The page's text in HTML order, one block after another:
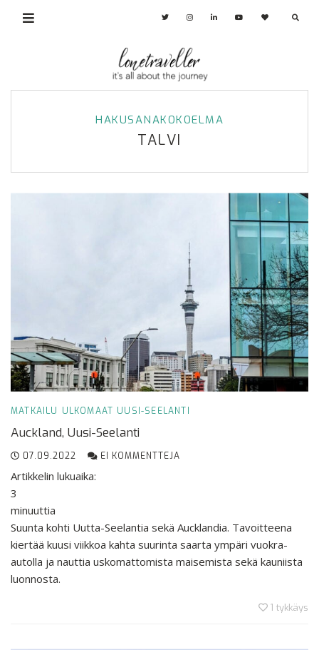
HAKUSANAKOKOELMA
TALVI
MATKAILU ULKOMAAT UUSI-SEELANTI
Auckland, Uusi-Seelanti
07.09.2022 EI KOMMENTTEJA
Artikkelin lukuaika:
3
minuuttia
Suunta kohti Uutta-Seelantia sekä Aucklandia. Tavoitteena
kiertää kuusi viikkoa kahta suurinta saarta ympäri vuokra-
autolla ja nauttia uskomattomista maisemista sekä kauniista
luonnosta.
1 tykkäys